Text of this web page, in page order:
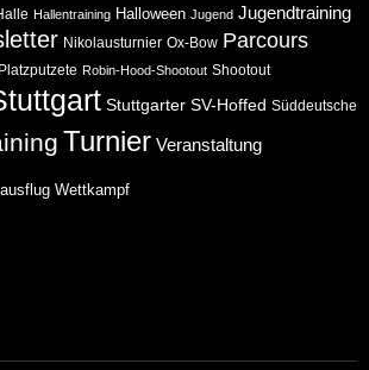
Hallentraining Halloween Jugend Jugendtraining
Nikolausturnier Ox-Bow Parcours
Platzputzete Robin-Hood-Shootout Shootout
Stuttgarter SV-Hoffed Süddeutsche
Turnier Veranstaltung
Wettkampf